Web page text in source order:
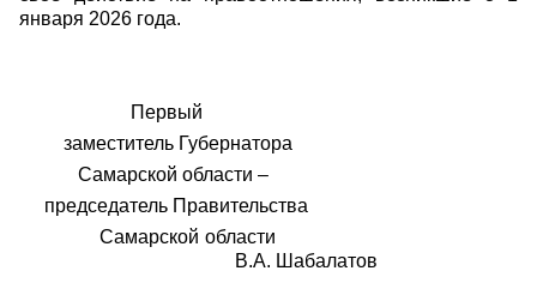
января 2026 года.
Первый
заместитель Губернатора
Самарской области –
председатель Правительства
Самарской области
В.А. Шабалатов